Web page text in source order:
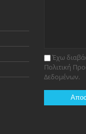
Έχω
Πολιτική
Δεδομένων.